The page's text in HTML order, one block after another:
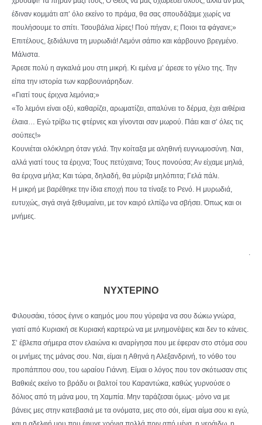
έδιναν κομμάτι απ’ όλο εκείνο το πράμα, θα σας σπουδάζαμε χωρίς να
πουλήσουμε το σπίτι. Τσουβάλια λίρες! Πού πήγαν, ε; Ποιοι τα φάγανε;»
Επιτέλους, ξεδιάλυνα τη μυρωδιά! Λεμόνι σάπιο και κάρβουνο βρεγμένο.
Μάλιστα.
Άρεσε πολύ η αγκαλιά μου στη μικρή. Κι εμένα μ’ άρεσε το γέλιο της. Την
είπα την ιστορία των καρβουνιάρηδων.
«Γιατί τους έριχνα λεμόνια;»
«Το λεμόνι είναι οξύ, καθαρίζει, αρωματίζει, απαλύνει το δέρμα, έχει αιθέρια
έλαια… Εγώ τρίβω τις φτέρνες και γίνονται σαν μωρού. Πάει και σ’ όλες τις
σούπες!»
Κουνιέται ολόκληρη όταν γελά. Την κοίταξα με αληθινή ευγνωμοσύνη. Ναι,
αλλά γιατί τους τα έριχνα; Τους πετύχαινα; Τους πονούσα; Αν είχαμε μηλιά,
θα έριχνα μήλα; Και τώρα, δηλαδή, θα μύριζα μηλόπιτα; Γελά πάλι.
Η μικρή με βαρέθηκε την ίδια εποχή που τα τίναξε το Ρενό. Η μυρωδιά,
ευτυχώς, σιγά σιγά ξεθυμαίνει, με τον καιρό ελπίζω να σβήσει. Όπως και οι
μνήμες.
.
ΝΥΧΤΕΡΙΝΟ
Φιλουσάκι, τόσος έγινε ο καημός μου που γύρεψα να σου δώκω γνώρα,
γιατί από Κυριακή σε Κυριακή καρτερώ να με μνημονέψεις και δεν το κάνεις.
Σ’ έβλεπα σήμερα στον ελαιώνα κι αναρίγησα που με έφεραν στο στόμα σου
οι μνήμες της μάνας σου. Ναι, είμαι η Αθηνά η Αλεξανδρινή, το νόθο του
προπάππου σου, του ωραίου Γιάννη. Είμαι ο λόγος που τον σκότωσαν στις
Βαθκιές εκείνο το βράδυ οι βαλτοί του Καραντώκα, καθώς γυρνούσε ο
δόλιος από τη μάνα μου, τη Χαμπία. Μην ταράζεσαι όμως· μόνο να με
βάνεις μες στην κατεβασιά με τα ονόματα, μες στο σόι, είμαι αίμα σου κι εγώ,